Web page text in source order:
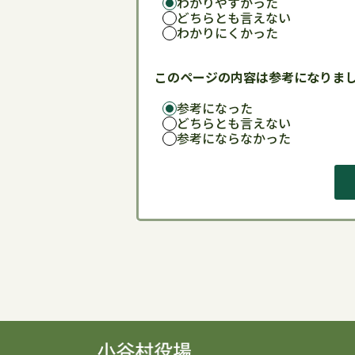
どちらとも言えない
わかりにくかった
このページの内容は参考になりま
参考になった
どちらとも言えない
参考にならなかった